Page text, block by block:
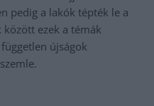
pedig a lakók tépték le a
ezek a témák
újságok